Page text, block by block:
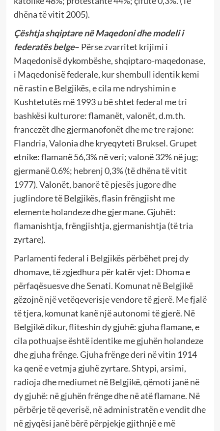
dhëna të vitit 2005).
Çështja shqiptare në Maqedoni dhe modeli i
federatës belge– Përse zvarritet krijimi i
Maqedonisë dykombëshe, shqiptaro-maqedonase,
i Maqedonisë federale, kur shembull identik kemi
në rastin e Belgjikës, e cila me ndryshimin e
Kushtetutës më 1993 u bë shtet federal me tri
bashkësi kulturore: flamanët, valonët, d.m.th.
francezët dhe gjermanofonët dhe me tre rajone:
Flandria, Valonia dhe kryeqyteti Bruksel. Grupet
etnike: flamanë 56,3% në veri; valonë 32% në jug;
gjermanë 0.6%; hebrenj 0,3% (të dhëna të vitit
1977). Valonët, banorë të pjesës jugore dhe
juglindore të Belgjikës, flasin frëngjisht me
elemente holandeze dhe gjermane. Gjuhët:
flamanishtja, frëngjishtja, gjermanishtja (të tria
zyrtare).
Parlamenti federal i Belgjikës përbëhet prej dy
dhomave, të zgjedhura për katër vjet: Dhoma e
përfaqësuesve dhe Senati. Komunat në Belgjikë
gëzojnë një vetëqeverisje vendore të gjerë. Me fjalë
të tjera, komunat kanë një autonomi të gjerë. Në
Belgjikë dikur, fliteshin dy gjuhë: gjuha flamane, e
cila pothuajse është identike me gjuhën holandeze
dhe gjuha frënge. Gjuha frënge deri në vitin 1914
ka qenë e vetmja gjuhë zyrtare. Shtypi, arsimi,
radioja dhe mediumet në Belgjikë, qëmoti janë në
dy gjuhë: në gjuhën frënge dhe në atë flamane. Në
përbërje të qeverisë, në administratën e vendit dhe
në gjyqësi janë bërë përpjekje gjithnjë e më